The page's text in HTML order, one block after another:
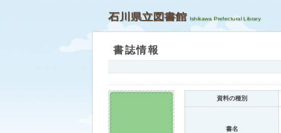
石川県立図書館
書誌情報
資料の種別
書名